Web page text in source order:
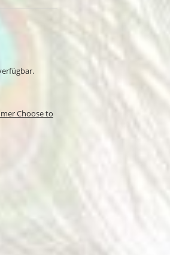
Choose to